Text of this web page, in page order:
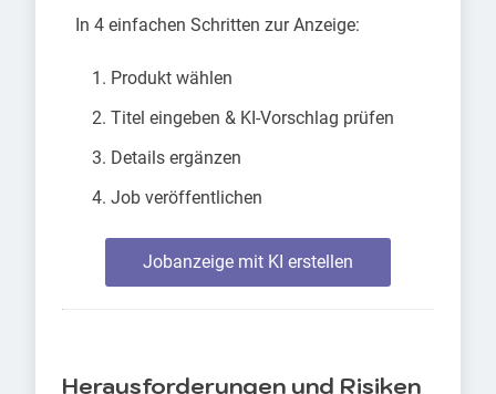
In 4 einfachen Schritten zur Anzeige:
Produkt wählen
Titel eingeben & KI-Vorschlag prüfen
Details ergänzen
Job veröffentlichen
Jobanzeige mit KI erstellen
Herausforderungen und Risiken